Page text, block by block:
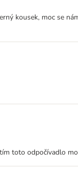
kousek, moc se
toto odpočívadlo